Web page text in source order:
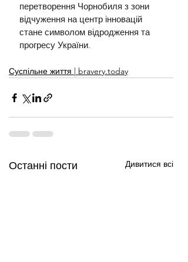
перетворення Чорнобиля з зони
відчуження на центр інновацій
стане символом відродження та
прогресу України.
Суспільне життя | bravery.today
Останні пости Дивитися всі